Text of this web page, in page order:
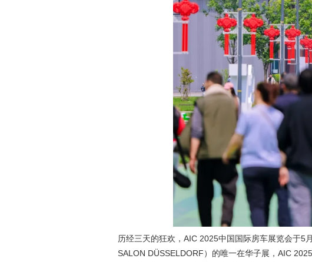
历经三天的狂欢，AIC 2025中国国际房车展览会于
SALON DÜSSELDORF）的唯一在华子展，AIC